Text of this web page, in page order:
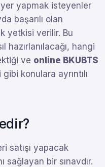
yapmak isteyenler
başarılı olan
yetkisi verilir. Bu
hazırlanılacağı, hangi
ve online BKUBTS
konulara ayrıntılı
satışı yapacak
sağlayan bir sınavdır.